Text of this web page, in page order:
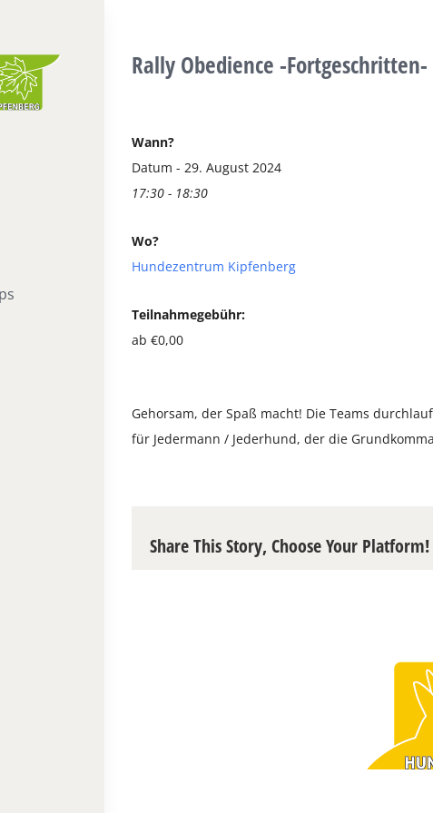
Rally Obedience -Fortgeschritten-
Wann?
Datum - 29. August 2024
17:30 - 18:30
Wo?
Hundezentrum Kipfenberg
Teilnahmegebühr:
ab €0,00
Gehorsam, der Spaß macht! Die Teams
für Jedermann / Jederhund, der die
Share This Story, Choose Your Platform!